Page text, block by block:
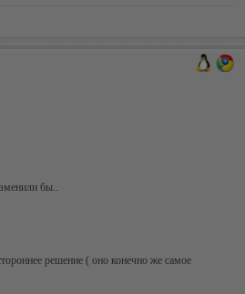
бы..
решение ( оно конечно же самое